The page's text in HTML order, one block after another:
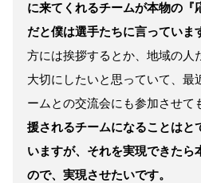
に来てくれるチームが本物の『
だと僕は選手たちに言っていま
方には挨拶するとか、地域の人
大切にしたいと思っていて、最
ームとの交流会にも参加させて
援されるチームになることはと
いますが、それを実現できたら
ので、実現させたいです。